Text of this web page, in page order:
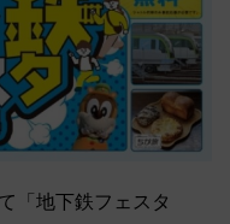
「地下鉄フェスタ